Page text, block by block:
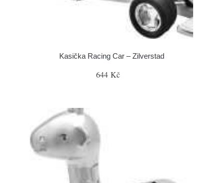
Kasička Racing Car – Zilverstad
644 Kč